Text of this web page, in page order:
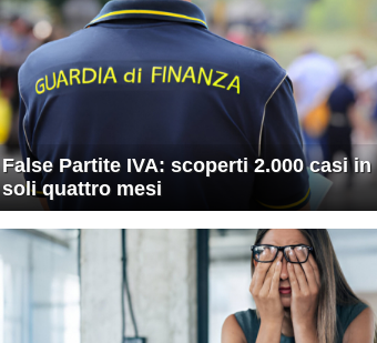
False Partite IVA: scoperti 2.000 casi in
soli quattro mesi